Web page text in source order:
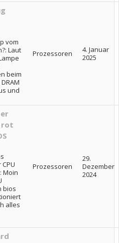
vom
Laut
beim
und
Prozessoren
4. Januar
2025
rot
Moin
bios
alles
Prozessoren
29.
Dezember
2024